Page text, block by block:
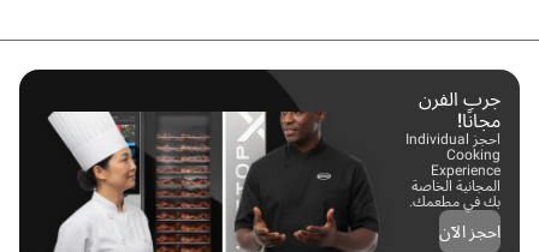
جرب الفرن
مجانًا!
احجز Individual
Cooking
Experience
المجانية الخاصة
بك في مطعمك.
احجز الآن